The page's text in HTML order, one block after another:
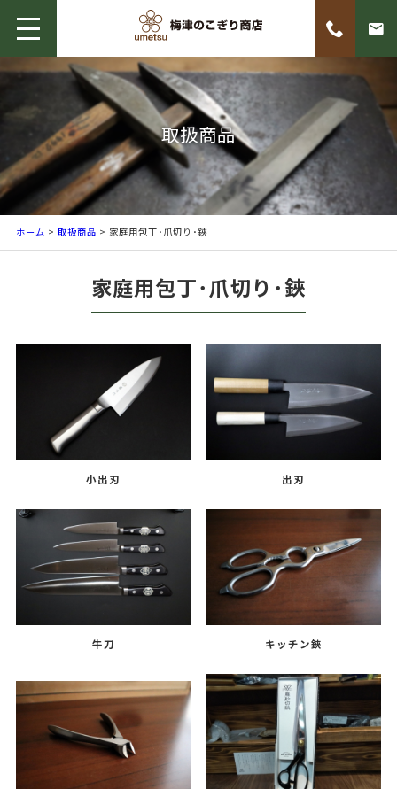
取扱商品
ホーム > 取扱商品 > 家庭用包丁･爪切り･鋏
家庭用包丁･爪切り･鋏
小出刃 出刃
牛刀 キッチン鋏